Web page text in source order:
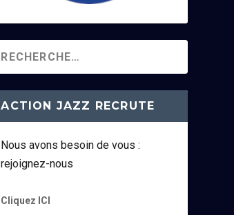
ACTION JAZZ RECRUTE
Nous avons besoin de vous :
rejoignez-nous
Cliquez ICI